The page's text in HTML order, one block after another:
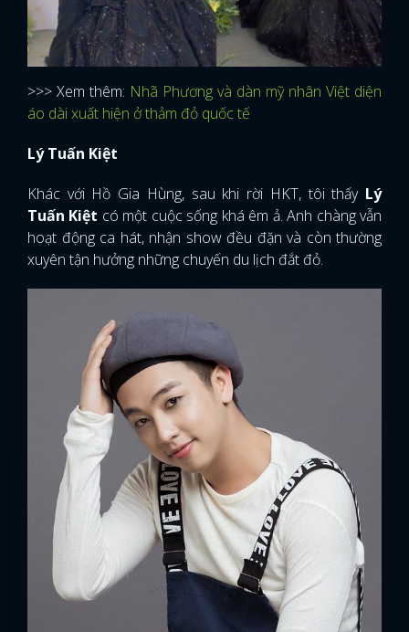
>>> Xem thêm: Nhã Phương và dàn mỹ nhân Việt diện
áo dài xuất hiện ở thảm đỏ quốc tế
Lý Tuấn Kiệt
Khác với Hồ Gia Hùng, sau khi rời HKT, tôi thấyLý
Tuấn Kiệt có một cuộc sống khá êm ả. Anh chàng vẫn
hoạt động ca hát, nhận show đều đặn và còn thường
xuyên tận hưởng những chuyến du lịch đắt đỏ.